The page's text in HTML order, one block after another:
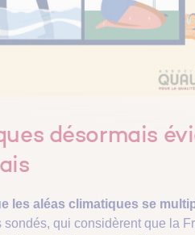
désormais
les aléas climatiques se
qui considèrent que la